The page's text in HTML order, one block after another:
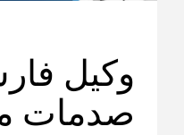
وکیل
صدمات